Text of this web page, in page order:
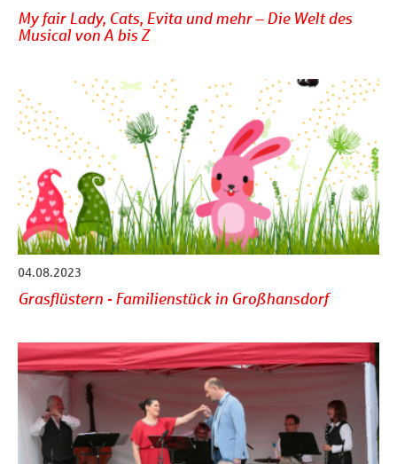
My fair Lady, Cats, Evita und mehr – Die Welt des
Musical von A bis Z
04.08.2023
Grasflüstern - Familienstück in Großhansdorf